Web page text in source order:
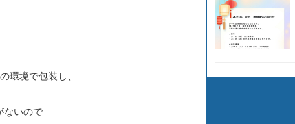
環境で包装し、
ないので